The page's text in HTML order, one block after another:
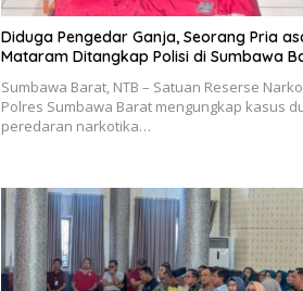
Diduga Pengedar Ganja, Seorang Pria
Mataram Ditangkap Polisi di Sumbawa
Sumbawa Barat, NTB – Satuan Reserse
Polres Sumbawa Barat mengungkap kasus
peredaran narkotika…